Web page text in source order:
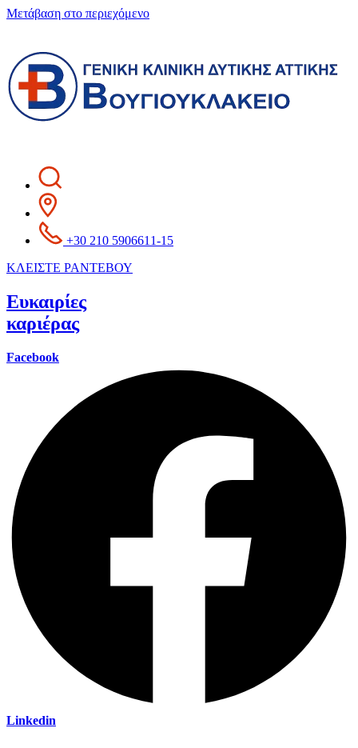
Μετάβαση στο περιεχόμενο
+30 210 5906611-15
ΚΛΕΙΣΤΕ ΡΑΝΤΕΒΟΥ
Ευκαιρίες
καριέρας
Facebook
Linkedin